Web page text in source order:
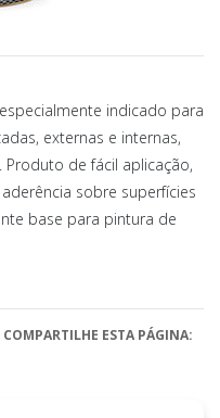
indicado para
externas e internas,
de fácil aplicação,
sobre superfícies
base para pintura de
COMPARTILHE ESTA PÁGINA: